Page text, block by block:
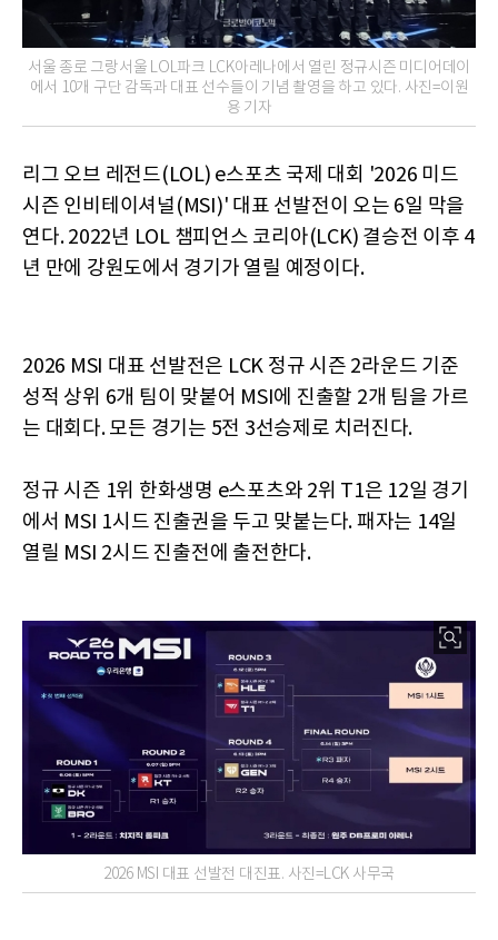
서울 종로 그랑서울 LOL파크 LCK아레나에서 열린 정규시즌 미디어데이
에서 10개 구단 감독과 대표 선수들이 기념 촬영을 하고 있다. 사진=이원
용 기자
리그 오브 레전드(LOL) e스포츠 국제 대회 '2026 미드
시즌 인비테이셔널(MSI)' 대표 선발전이 오는 6일 막을
연다. 2022년 LOL 챔피언스 코리아(LCK) 결승전 이후 4
년 만에 강원도에서 경기가 열릴 예정이다.
2026 MSI 대표 선발전은 LCK 정규 시즌 2라운드 기준
성적 상위 6개 팀이 맞붙어 MSI에 진출할 2개 팀을 가르
는 대회다. 모든 경기는 5전 3선승제로 치러진다.
정규 시즌 1위 한화생명 e스포츠와 2위 T1은 12일 경기
에서 MSI 1시드 진출권을 두고 맞붙는다. 패자는 14일
열릴 MSI 2시드 진출전에 출전한다.
2026 MSI 대표 선발전 대진표. 사진=LCK 사무국